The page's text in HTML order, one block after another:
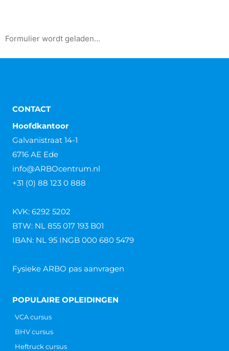
Formulier wordt geladen...
CONTACT
Hoofdkantoor
Galvanistraat 14-1
6716 AE Ede
info@ARBOcentrum.nl
+31 (0) 88 123 0 888
KVK: 6292 5202
BTW: NL 855 017 193 B01
IBAN: NL 95 INGB 000 680 5479
Fysieke ARBO pas aanvragen
POPULAIRE OPLEIDINGEN
VCA cursus
BHV cursus
Heftruck cursus